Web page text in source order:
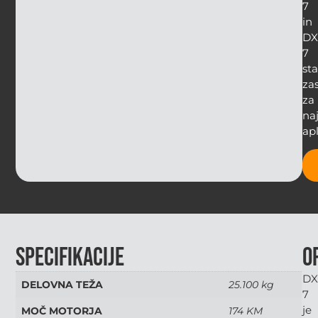
7
in
7
sta
za
Specifikacije
DELOVNA TEŽA 25.100 kg
MOČ MOTORJA 174 KM
7
je